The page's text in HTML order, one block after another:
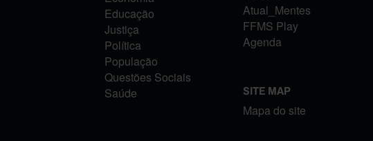
Educação
Justiça
Política
População
Questões Sociais
Saúde
Atual_Mentes
FFMS Play
Agenda
SITE MAP
Mapa do site